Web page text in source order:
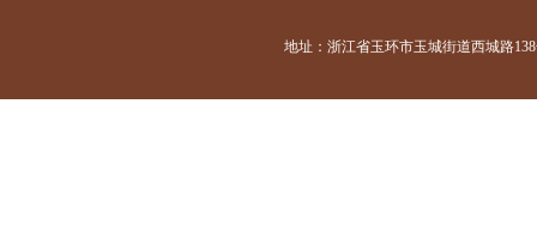
地址：浙江省玉环市玉城街道西城路